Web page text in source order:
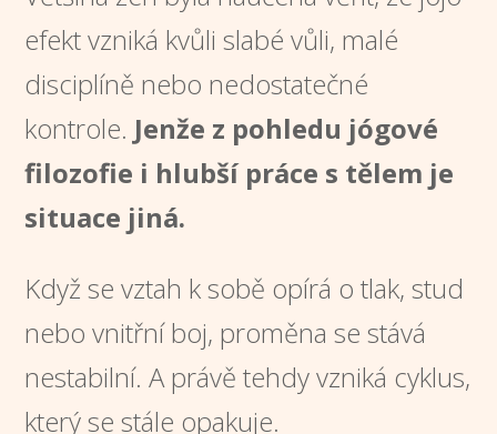
efekt vzniká kvůli slabé vůli, malé
disciplíně nebo nedostatečné
kontrole. Jenže z pohledu jógové
filozofie i hlubší práce s tělem je
situace jiná.
Když se vztah k sobě opírá o tlak, stud
nebo vnitřní boj, proměna se stává
nestabilní. A právě tehdy vzniká cyklus,
který se stále opakuje.